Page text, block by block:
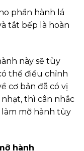
phần hành lá
tắt bếp là hoàn
này sẽ tùy
thể điều chỉnh
cơ bản đã có vị
thì cân nhắc
mỡ hành tùy
hành